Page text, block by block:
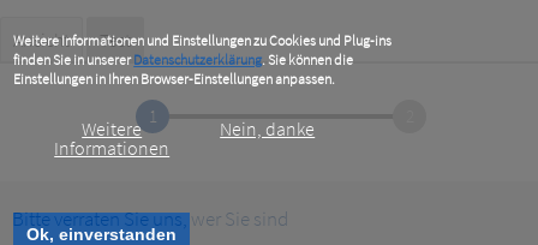
Weitere Informationen und Einstellungen zu Cookies und Plug-ins
finden Sie in unsererDatenschutzerklärung. Sie können die
Einstellungen in Ihren Browser-Einstellungen anpassen.
Weitere
Informationen
Nein, danke
Ok, einverstanden
Primary
tabs
Ansicht Test(active
tab)
1
Bitte verraten Sie uns, wer Sie sind